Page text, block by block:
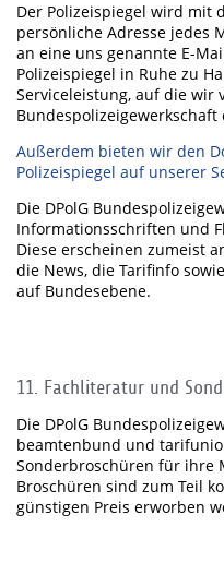
Der Polizeispiegel wird mit
persönliche Adresse jedes
an eine uns genannte E-
Polizeispiegel in Ruhe zu
Serviceleistung, auf die wir
Außerdem bieten wir den
Polizeispiegel auf unserer
Die DPolG
Informationsschriften und
Diese erscheinen zumeist
die News, die Tarifinfo
auf Bundesebene.
11. Fachliteratur und
Die DPolG
beamtenbund und
Sonderbroschüren für ihre
Broschüren sind zum Teil
günstigen Preis erworben